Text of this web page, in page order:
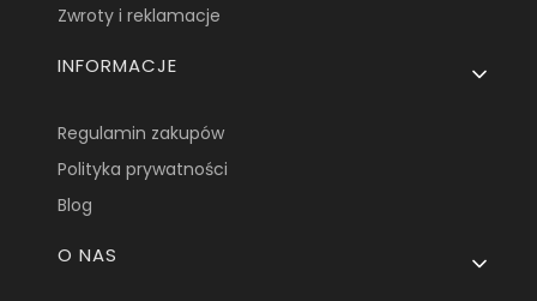
Zwroty i reklamacje
INFORMACJE
Regulamin zakupów
Polityka prywatności
Blog
O NAS